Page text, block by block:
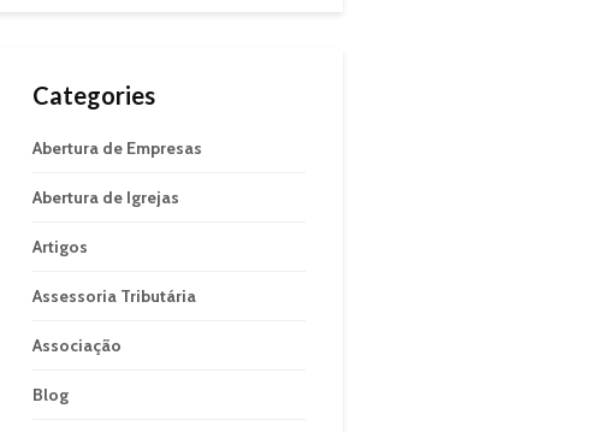
Categories
Abertura de Empresas
Abertura de Igrejas
Artigos
Assessoria Tributária
Associação
Blog